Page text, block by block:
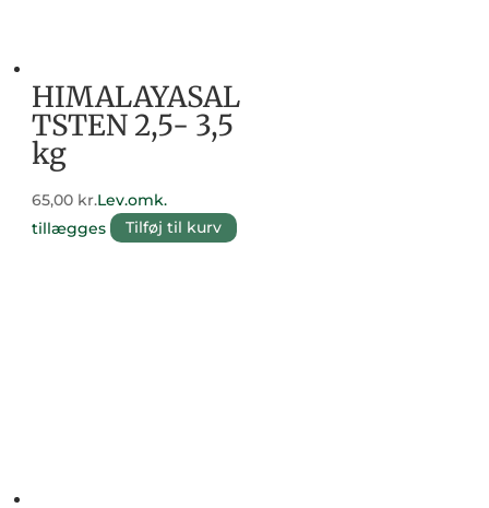
HIMALAYASAL
TSTEN 2,5- 3,5
kg
65,00 kr.Lev.omk.
tillægges
Tilføj til kurv